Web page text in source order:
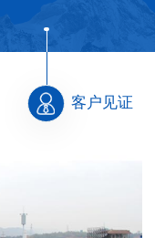
客户见证